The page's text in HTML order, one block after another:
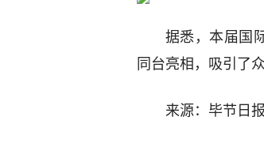
据悉，本届国
同台亮相，吸引了
来源：毕节日